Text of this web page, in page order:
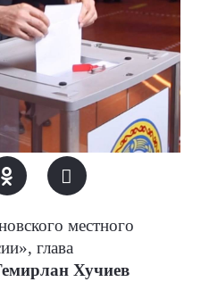
местного
глава
Хучиев